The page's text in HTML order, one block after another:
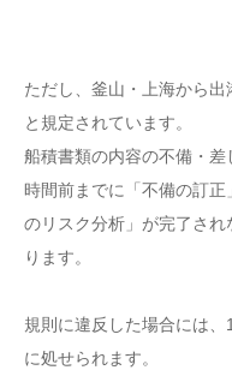
ただし、釜山・上海から出
と規定されています。
船積書類の内容の不備・
時間前までに「不備の訂
のリスク分析」が完了さ
ります。
規則に違反した場合には
に処せられます。